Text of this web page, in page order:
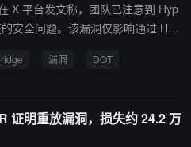
X 平台发文称，团队已注意到 Hyp
安全问题。该漏洞仅影响通过 Hyp
及其平行链和原生 DOT 保持安
漏洞 DOT
证明重放漏洞，损失约 24.2 万